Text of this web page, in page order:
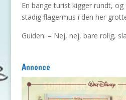
En bange turist kigger rundt, og
stadig flagermus i den her
Guiden: – Nej, nej, bare rolig,
Annonce